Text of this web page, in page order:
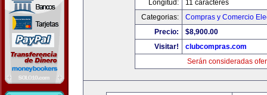
Longitud:
11 caracteres
Categorias:
Compras y Comercio
Precio:
$8,900.00
Visitar!
clubcompras.com
Serán consideradas